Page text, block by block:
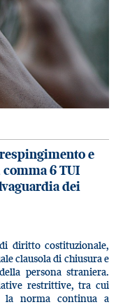
e
6 TUI
dei
diritto costituzionale,
clausola di chiusura e
persona straniera.
restrittive, tra cui
la norma continua a